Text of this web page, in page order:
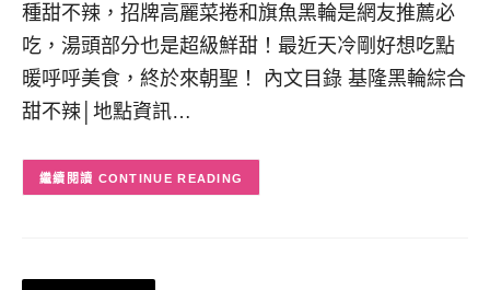
種甜不辣，招牌高麗菜捲和旗魚黑輪是網友推薦必
吃，湯頭部分也是超級鮮甜！最近天冷剛好想吃點
暖呼呼美食，終於來朝聖！ 內文目錄 基隆黑輪綜合
甜不辣│地點資訊…
CONTINUE READING